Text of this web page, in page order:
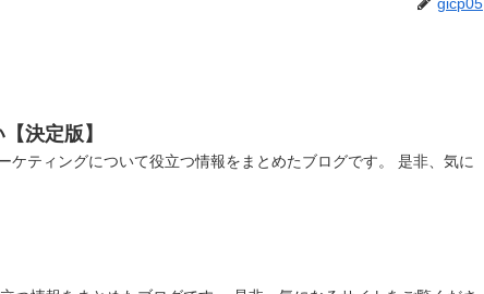
gicp05
決定版】
ケティングについて役立つ情報をまとめたブログです。 是非、気に